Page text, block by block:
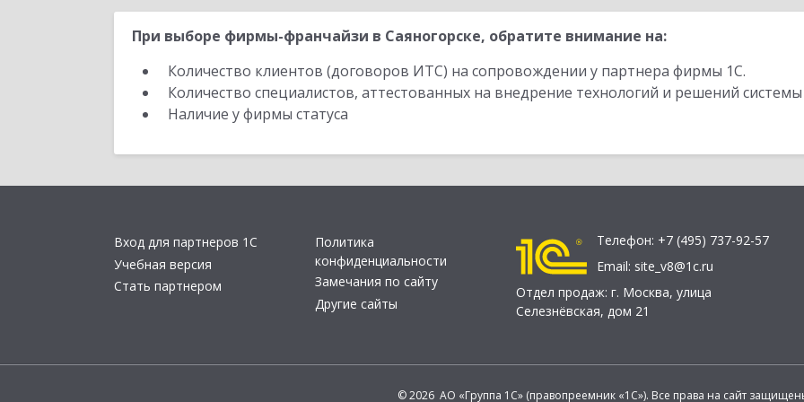
При выборе фирмы-франчайзи в Саяногорске, обратите внимание на:
Количество клиентов (договоров ИТС) на сопровождении у партнера фирмы 1С.
Количество специалистов, аттестованных на внедрение технологий и решений
Наличие у фирмы статуса
Вход для партнеров 1С
Учебная версия
Стать партнером
Политика
конфиденциальности
Замечания по сайту
Другие сайты
Телефон: +7 (495) 737-92-57
Email: site_v8@1c.ru
Отдел продаж: г. Москва, улица
Селезнёвская, дом 21
© 2026 АО «Группа 1С» (правопреемник «1С»). Все права на сайт